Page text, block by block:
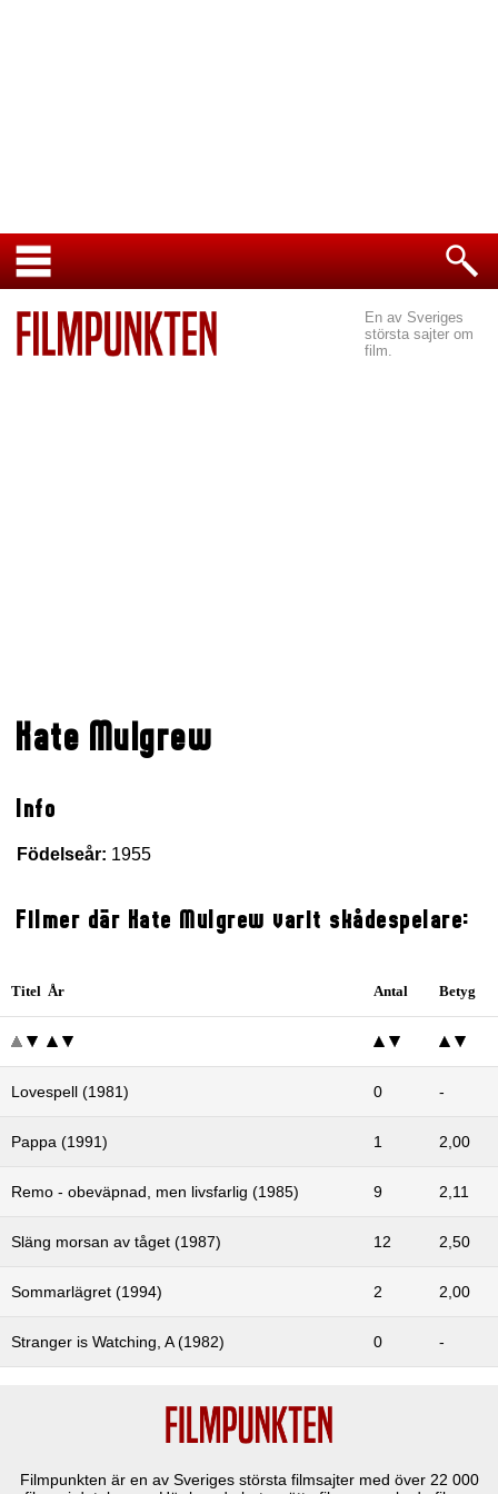
En av Sveriges
största sajter om
film.
Kate Mulgrew
Info
Födelseår: 1955
Filmer där Kate Mulgrew varit skådespelare:
Titel År Antal Betyg
Lovespell (1981) 0 -
Pappa (1991) 1 2,00
Remo - obeväpnad, men livsfarlig (1985) 9 2,11
Släng morsan av tåget (1987) 12 2,50
Sommarlägret (1994) 2 2,00
Stranger is Watching, A (1982) 0 -
Filmpunkten är en av Sveriges största filmsajter med över 22 000